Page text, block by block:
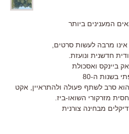
המענינים ביותר
אינו מרבה לעשות סרטים,
חדשנית ונועזת.
ביינקס ואסכולת
בשנות ה-80
סרב לשתף פעולה ולהתראיין, אקט
מזרקורי השואו-ביז.
מבחינה צורנית